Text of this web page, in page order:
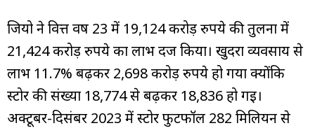
जियो ने वित्त वर्ष 23 में 19,124 करोड़ रुपये की तुलना में
21,424 करोड़ रुपये का लाभ दर्ज किया। खुदरा व्यवसाय से
लाभ 11.7% बढ़कर 2,698 करोड़ रुपये हो गया क्योंकि
स्टोर की संख्या 18,774 से बढ़कर 18,836 हो गई।
अक्टूबर-दिसंबर 2023 में स्टोर फुटफॉल 282 मिलियन से